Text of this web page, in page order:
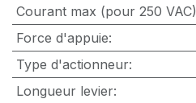
Courant max (pour 250 VAC)
Force d'appuie:
Type d'actionneur:
Longueur levier: